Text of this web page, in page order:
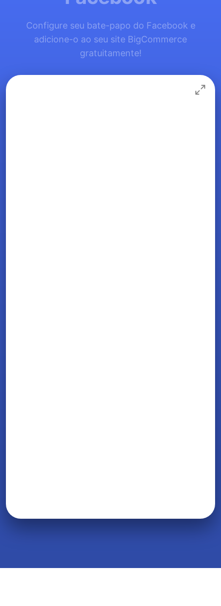
Configure seu bate-papo do Facebook e
adicione-o ao seu site BigCommerce
gratuitamente!